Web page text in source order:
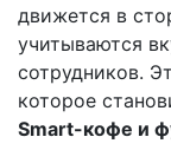
движется в
учитываются
сотрудников.
которое
Smart-кофе и